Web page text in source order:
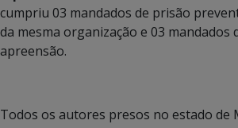
cumpriu 03 mandados de prisão
da mesma organização e 03 mandados
apreensão.
Todos os autores presos no estado de